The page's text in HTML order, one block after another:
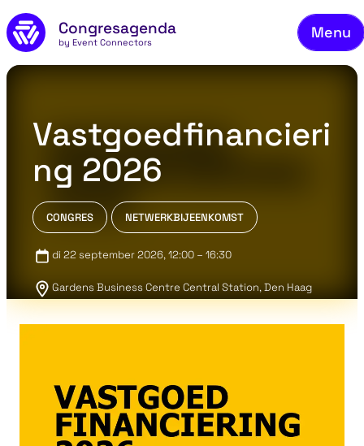
Skip to main content
Congresagenda
by Event Connectors
Menu
Vastgoedfinancieri
ng 2026
CONGRES NETWERKBIJEENKOMST
di 22 september 2026, 12:00 – 16:30
Gardens Business Centre Central Station, Den Haag